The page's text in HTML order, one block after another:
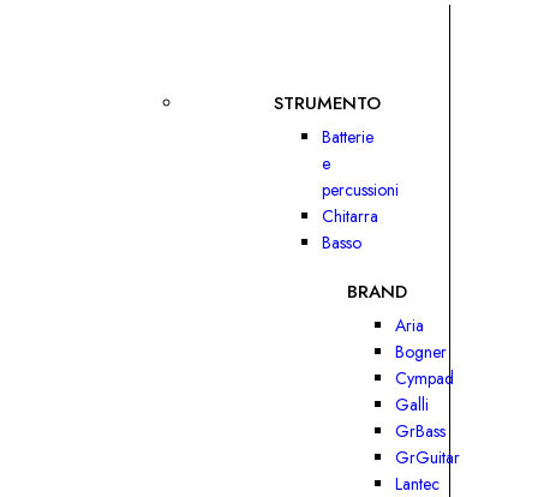
STRUMENTO
Batterie
e
percussioni
Chitarra
Basso
BRAND
Aria
Bogner
Cympad
Galli
GrBass
GrGuitar
Lantec